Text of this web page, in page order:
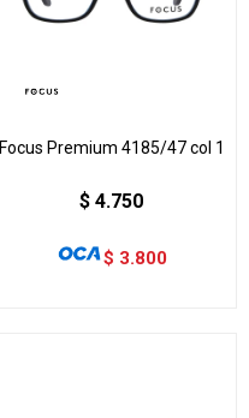
Focus Premium 4185/47 col 1
$ 4.750
$ 3.800